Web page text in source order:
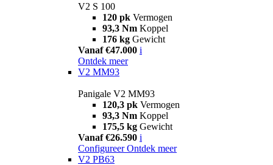
V2 S 100
120 pk Vermogen
93,3 Nm Koppel
176 kg Gewicht
Vanaf €47.000 i
Ontdek meer
V2 MM93
Panigale V2 MM93
120,3 pk Vermogen
93,3 Nm Koppel
175,5 kg Gewicht
Vanaf €26.590 i
Configureer Ontdek meer
V2 PB63